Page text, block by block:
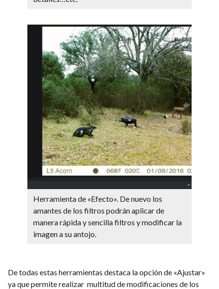
Herramienta de «Efecto». De nuevo los
amantes de los filtros podrán aplicar de
manera rápida y sencilla filtros y modificar la
imagen a su antojo.
De todas estas herramientas destaca la opción de «Ajustar»
ya que permite realizar multitud de modificaciones de los